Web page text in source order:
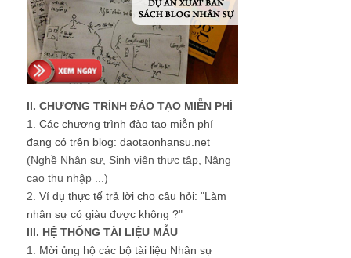
II. CHƯƠNG TRÌNH ĐÀO TẠO MIỄN PHÍ
1. Các chương trình đào tạo miễn phí
đang có trên blog: daotaonhansu.net
(Nghề Nhân sự, Sinh viên thực tập, Nâng
cao thu nhập ...)
2. Ví dụ thực tế trả lời cho câu hỏi: "Làm
nhân sự có giàu được không ?"
III. HỆ THỐNG TÀI LIỆU MẪU
1. Mời ủng hộ các bộ tài liệu Nhân sự